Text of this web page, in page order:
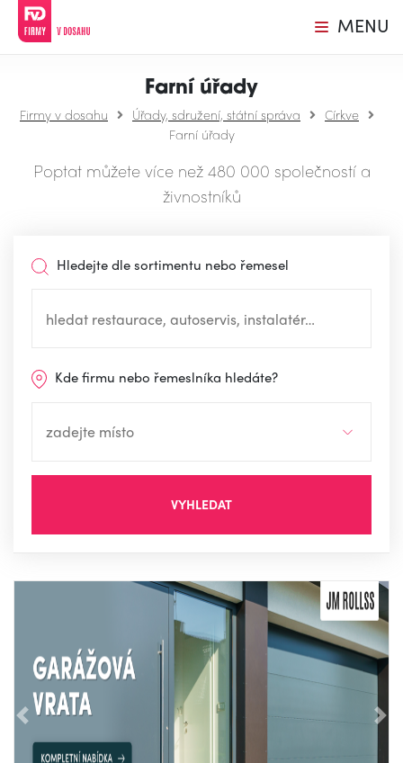
MENU
Farní úřady
Firmy v dosahu Úřady, sdružení, státní správa
Církve
Farní úřady
Poptat můžete více než 480 000 společností a
živnostníků
Hledejte dle sortimentu nebo řemesel
Kde firmu nebo řemeslníka hledáte?
VYHLEDAT
Předchozí